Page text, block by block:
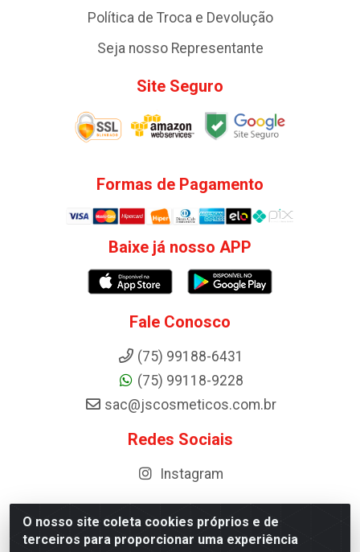
O nosso site coleta cookies próprios e de
terceiros para proporcionar uma experiência
Política de Troca e Devolução
Seja nosso Representante
Site Seguro
Formas de Pagamento
Baixe já nosso APP
Fale Conosco
(75) 99188-6431
(75) 99118-9228
sac@jscosmeticos.com.br
Redes Sociais
Instagram
Distribuidora de Cosméticos Antoneto LTDA - BA-052,